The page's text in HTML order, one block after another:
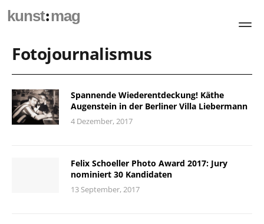
kunst:mag
Fotojournalismus
Spannende Wiederentdeckung! Käthe
Augenstein in der Berliner Villa Liebermann
4 Dezember, 2017
Felix Schoeller Photo Award 2017: Jury
nominiert 30 Kandidaten
13 September, 2017